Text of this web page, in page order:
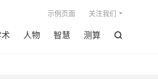
术 人物 智慧 测算 
示例页面 关注我们